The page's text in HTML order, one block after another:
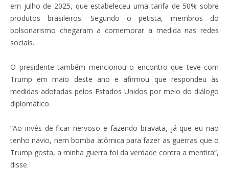
em julho de 2025, que estabeleceu uma tarifa de 50% sobre
produtos brasileiros. Segundo o petista, membros do
bolsonarismo chegaram a comemorar a medida nas redes
sociais.
O presidente também mencionou o encontro que teve com
Trump em maio deste ano e afirmou que respondeu às
medidas adotadas pelos Estados Unidos por meio do diálogo
diplomático.
“Ao invés de ficar nervoso e fazendo bravata, já que eu não
tenho navio, nem bomba atômica para fazer as guerras que o
Trump gosta, a minha guerra foi da verdade contra a mentira”,
disse.